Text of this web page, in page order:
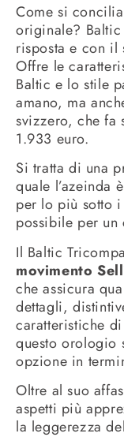
Come si
originale? Baltic
risposta e con
Offre le
Baltic e lo stile
amano, ma
svizzero, che fa
1.933 euro.
Si tratta di una
quale l’azeinda
per lo più sotto
possibile per
Il Baltic
movimento
che assicura
dettagli,
caratteristiche
questo orologio
opzione in
Oltre al suo
aspetti più
la leggerezza